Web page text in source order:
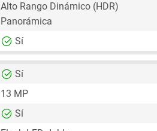
Alto Rango Dinámico (HDR)
Panorámica
Sí
Sí
13 MP
Sí